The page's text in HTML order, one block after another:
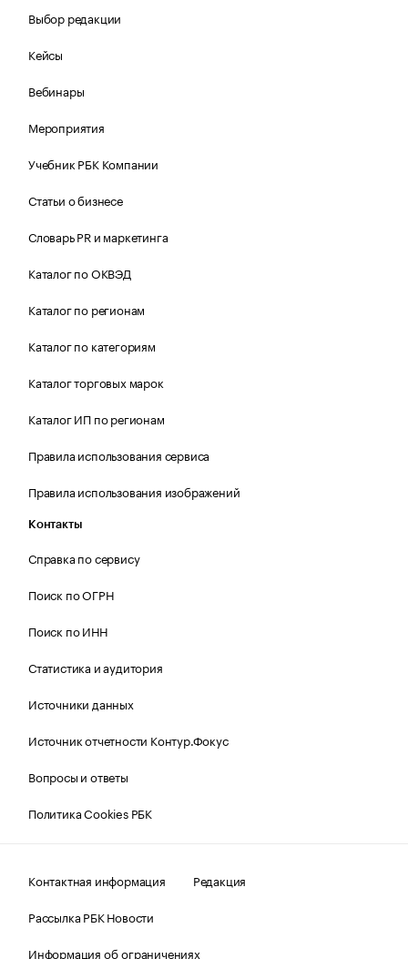
Выбор редакции
Кейсы
Вебинары
Мероприятия
Учебник РБК Компании
Статьи о бизнесе
Словарь PR и маркетинга
Каталог по ОКВЭД
Каталог по регионам
Каталог по категориям
Каталог торговых марок
Каталог ИП по регионам
Правила использования сервиса
Правила использования изображений
Контакты
Справка по сервису
Поиск по ОГРН
Поиск по ИНН
Статистика и аудитория
Источники данных
Источник отчетности Контур.Фокус
Вопросы и ответы
Политика Cookies РБК
Контактная информация
Редакция
Рассылка РБК Новости
Информация об ограничениях